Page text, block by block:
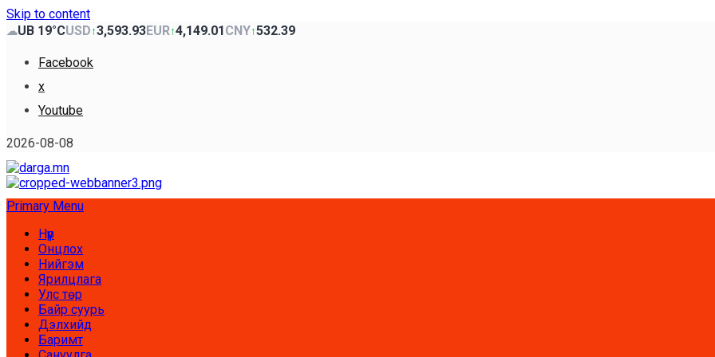
Skip to content
☁UB 19°CUSD↑3,593.93EUR↑4,149.01CNY↑532.39
Facebook
x
Youtube
2026-08-08
Primary Menu
Нүүр
Онцлох
Нийгэм
Ярилцлага
Улс төр
Байр суурь
Дэлхийд
Баримт